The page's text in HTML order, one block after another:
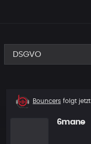
Neuer
Bouncers folgt jetzt
6mane